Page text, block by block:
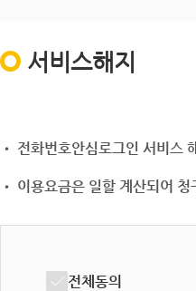
서비스해지
• 전화번호안심로그인 서비스
• 이용요금은 일할 계산되어
전체동의